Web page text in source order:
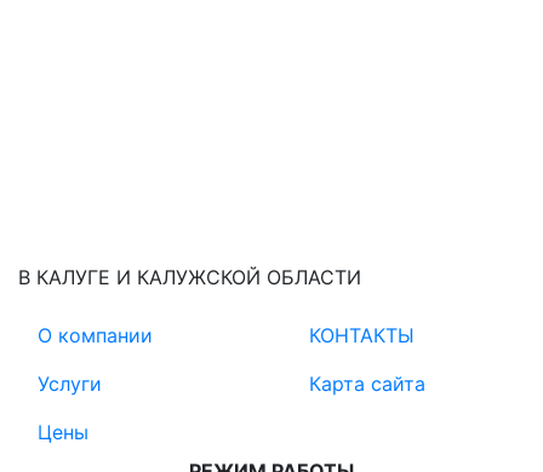
В КАЛУГЕ И КАЛУЖСКОЙ ОБЛАСТИ
О компании
Услуги
Цены
КОНТАКТЫ
Карта сайта